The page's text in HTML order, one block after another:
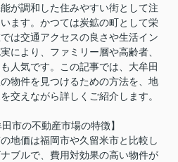
が調和した住みやすい街として注
ます。かつては炭鉱の町として栄
は交通アクセスの良さや生活イン
により、ファミリー層や高齢者、
人気です。この記事では、大牟田
物件を見つけるための方法を、地
交えながら詳しくご紹介します。
田市の不動産市場の特徴】
地価は福岡市や久留米市と比較し
ブルで、費用対効果の高い物件が